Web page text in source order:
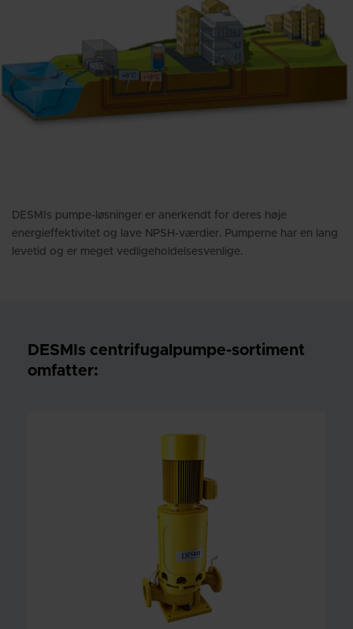
DESMIs pumpe-løsninger er anerkendt for deres høje
energieffektivitet og lave NPSH-værdier. Pumperne har en lang
levetid og er meget vedligeholdelsesvenlige.
DESMIs centrifugalpumpe-sortiment
omfatter: